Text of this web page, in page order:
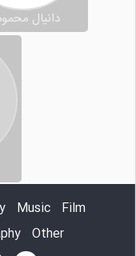
دانیال
Music
Film
Other